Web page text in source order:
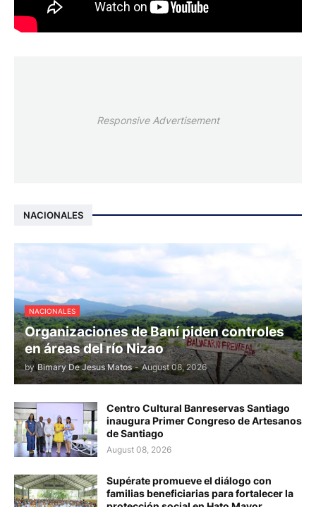
Responsive Advertisement
NACIONALES
NACIONALES
Organizaciones de Baní piden controles
en áreas del río Nizao
by Bimary De Jesus Matos - August 08, 2026
Centro Cultural Banreservas Santiago
inaugura Primer Congreso de Artesanos
de Santiago
August 08, 2026
Supérate promueve el diálogo con
familias beneficiarias para fortalecer la